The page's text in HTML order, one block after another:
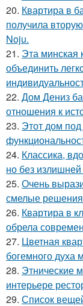
20. Квартира в
получила
Noju.
21. Эта минская
объединить
22. Дом Дениз
отношения к
23. Этот дом
24. Классика,
но без излишней
25. Очень
смелые
26. Квартира в
обрела
27. Цветная
богемного духа
28. Этнические
интерьере
29. Список